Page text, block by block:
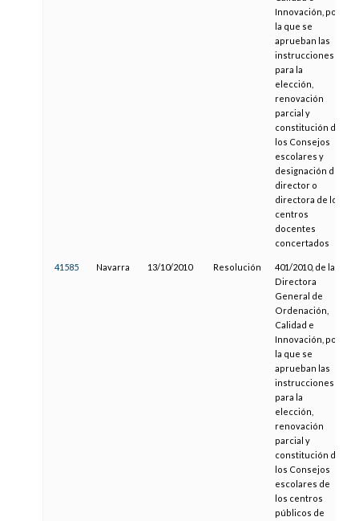
Innovación, por
la que se
aprueban las
instrucciones
para la
elección,
renovación
parcial y
constitución de
los Consejos
escolares y
designación del
director o
directora de los
centros
docentes
concertados
41585 Navarra 13/10/2010 Resolución
401/2010, de la
Directora
General de
Ordenación,
Calidad e
Innovación, por
la que se
aprueban las
instrucciones
para la
elección,
renovación
parcial y
constitución de
los Consejos
escolares de
los centros
públicos de